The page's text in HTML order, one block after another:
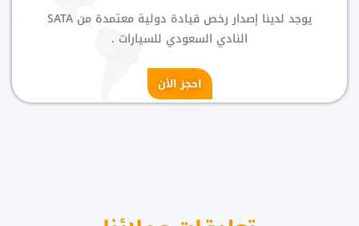
يوجد لدينا إصدار رخص قيادة دولية معتمدة من SATA
النادي السعودي للسيارات .
احجز الأن